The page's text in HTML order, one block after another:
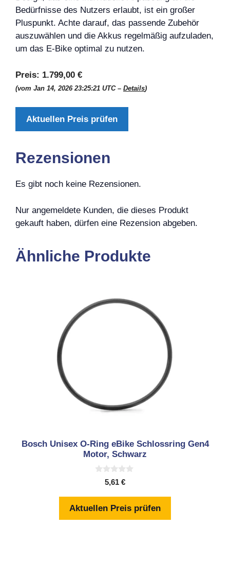
Bedürfnisse des Nutzers erlaubt, ist ein großer
Pluspunkt. Achte darauf, das passende Zubehör
auszuwählen und die Akkus regelmäßig aufzuladen,
um das E-Bike optimal zu nutzen.
Preis: 1.799,00 €
(vom Jan 14, 2026 23:25:21 UTC – Details)
Aktuellen Preis prüfen
Rezensionen
Es gibt noch keine Rezensionen.
Nur angemeldete Kunden, die dieses Produkt
gekauft haben, dürfen eine Rezension abgeben.
Ähnliche Produkte
Bosch Unisex O-Ring eBike Schlossring Gen4
Motor, Schwarz
5
5,61 €
Aktuellen Preis prüfen